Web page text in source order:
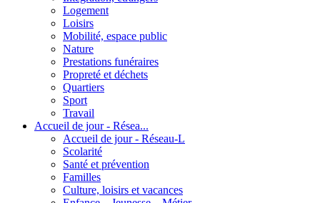
Logement
Loisirs
Mobilité, espace public
Nature
Prestations funéraires
Propreté et déchets
Quartiers
Sport
Travail
Accueil de jour - Résea...
Accueil de jour - Réseau-L
Scolarité
Santé et prévention
Familles
Culture, loisirs et vacances